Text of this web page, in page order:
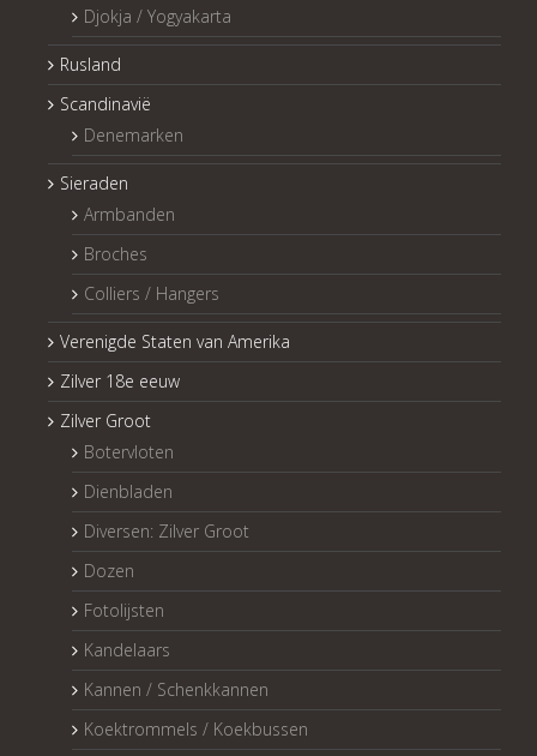
Djokja / Yogyakarta
Rusland
Scandinavië
Denemarken
Sieraden
Armbanden
Broches
Colliers / Hangers
Verenigde Staten van Amerika
Zilver 18e eeuw
Zilver Groot
Botervloten
Dienbladen
Diversen: Zilver Groot
Dozen
Fotolijsten
Kandelaars
Kannen / Schenkkannen
Koektrommels / Koekbussen